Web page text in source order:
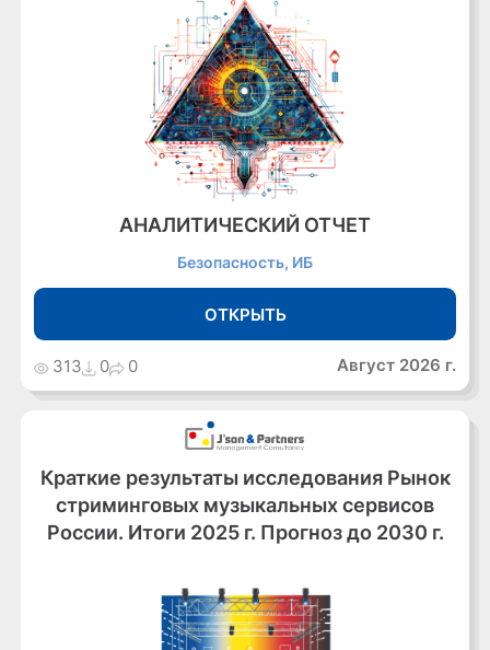
АНАЛИТИЧЕСКИЙ ОТЧЕТ
Безопасность, ИБ
ОТКРЫТЬ
313 0 0 Август 2026 г.
Краткие результаты исследования Рынок
стриминговых музыкальных сервисов
России. Итоги 2025 г. Прогноз до 2030 г.